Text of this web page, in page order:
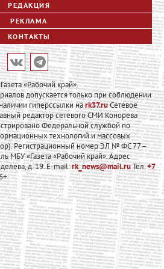
РЕДАКЦИЯ
РЕКЛАМА
КОНТАКТЫ
«Рабочий край».
допускается только при соблюдении
гиперссылки наrk37.ruСетевое
редактор сетевого СМИ Конорева
Федеральной службой по
технологий и массовых
Регистрационный номер ЭЛ № ФС 77 –
МБУ «Газета «Рабочий край». Адрес
д. 19. E-mail:rk_news@mail.ruТел.+7